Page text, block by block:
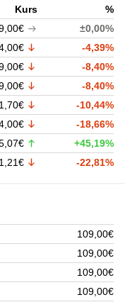
Kurs
%
±0,00%
-4,39%
-8,40%
-8,40%
-10,44%
-18,66%
+45,19%
-22,81%
109,00€
109,00€
109,00€
109,00€